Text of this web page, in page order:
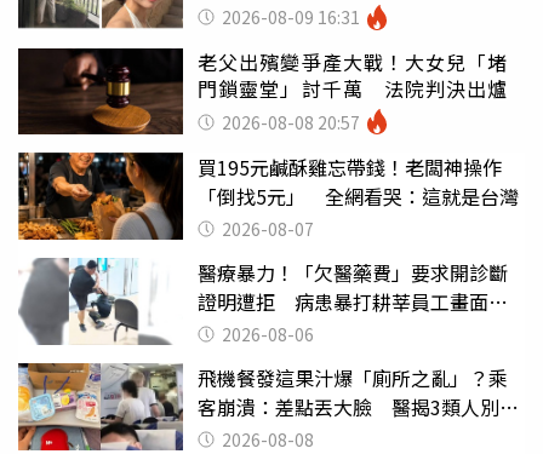
2026-08-09 16:31
老父出殯變爭產大戰！大女兒「堵
門鎖靈堂」討千萬 法院判決出爐
2026-08-08 20:57
買195元鹹酥雞忘帶錢！老闆神操作
「倒找5元」 全網看哭：這就是台灣
2026-08-07
醫療暴力！「欠醫藥費」要求開診斷
證明遭拒 病患暴打耕莘員工畫面曝
光 2026-08-06
飛機餐發這果汁爆「廁所之亂」？乘
客崩潰：差點丟大臉 醫揭3類人別亂
喝 2026-08-08